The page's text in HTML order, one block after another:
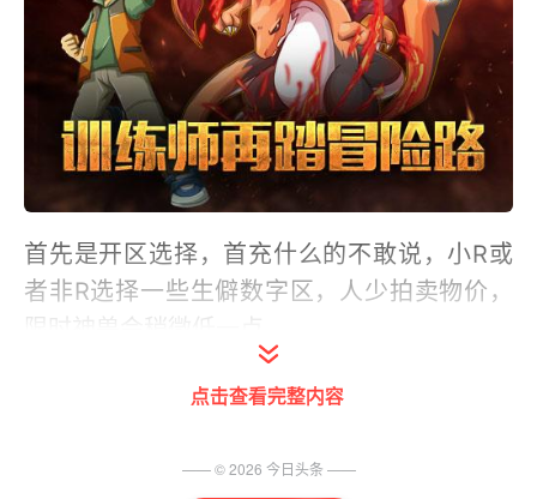
首先是开区选择，首充什么的不敢说，小R或
者非R选择一些生僻数字区，人少拍卖物价，
选择好了大区，就是开始御三家，也就是剧情
乎到前期推图获得的进化石。建议选秒娃，能
点击查看完整内容
—— ©2026 今日头条 ——